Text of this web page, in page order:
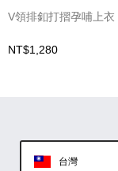
(圖片格式限jpg、jpeg)
V領排釦打摺孕哺上衣
NT$1,280
台灣